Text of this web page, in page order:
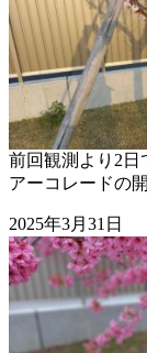
前回観測より2日
アーコレードの
2025年3月31日